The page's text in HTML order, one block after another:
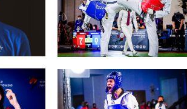
Salute
Antidoping
Certificati e Assicurazione